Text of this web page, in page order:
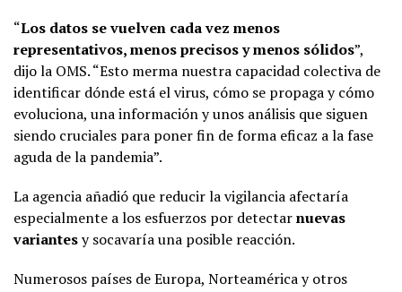
“Los datos se vuelven cada vez menos
representativos, menos precisos y menos sólidos”,
dijo la OMS. “Esto merma nuestra capacidad colectiva de
identificar dónde está el virus, cómo se propaga y cómo
evoluciona, una información y unos análisis que siguen
siendo cruciales para poner fin de forma eficaz a la fase
aguda de la pandemia”.
La agencia añadió que reducir la vigilancia afectaría
especialmente a los esfuerzos por detectarnuevas
variantesy socavaría una posible reacción.
Numerosos países de Europa, Norteamérica y otros